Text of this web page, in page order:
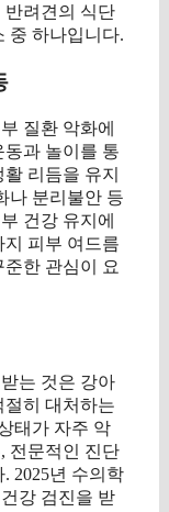
반려견의 식단
중 하나입니다.
질환 악화에
과 놀이를 통
리듬을 유지
나 분리불안 등
건강 유지에
지 피부 여드름
한 관심이 요
는 것은 강아
히 대처하는
태가 자주 악
전문적인 진단
2025년 수의학
강 검진을 받